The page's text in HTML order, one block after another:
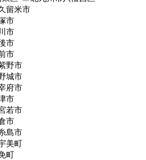
留米市
市
市
市
市
野市
城市
府市
市
若市
市
島市
美町
町